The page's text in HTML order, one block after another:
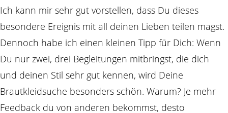
Ich kann mir sehr gut vorstellen, dass Du dieses
besondere Ereignis mit all deinen Lieben teilen magst.
Dennoch habe ich einen kleinen Tipp für Dich: Wenn
Du nur zwei, drei Begleitungen mitbringst, die dich
und deinen Stil sehr gut kennen, wird Deine
Brautkleidsuche besonders schön. Warum? Je mehr
Feedback du von anderen bekommst, desto